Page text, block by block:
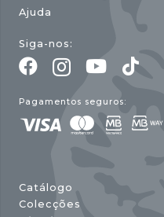
Ajuda
Siga-nos:
Pagamentos seguros:
Catálogo
Colecções